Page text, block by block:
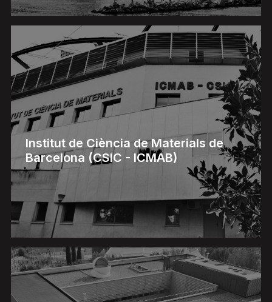
Institut de Ciència de Materials de
Barcelona (CSIC - ICMAB)